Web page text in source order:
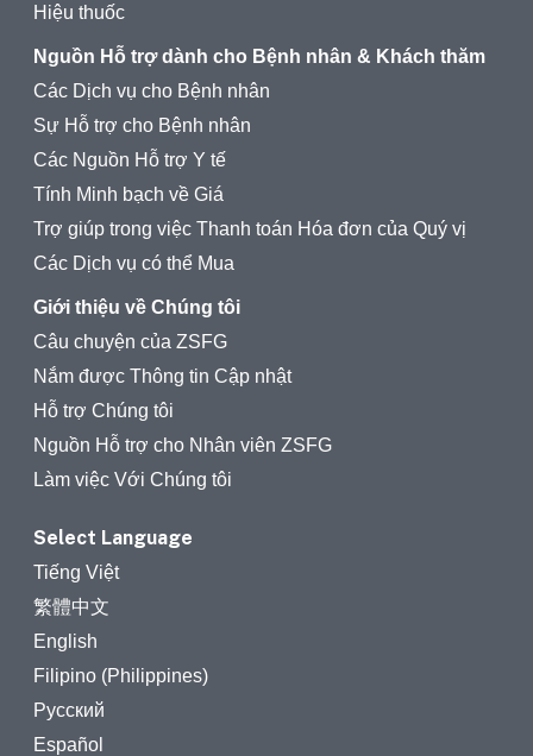
Hiệu thuốc
Nguồn Hỗ trợ dành cho Bệnh nhân & Khách thăm
Các Dịch vụ cho Bệnh nhân
Sự Hỗ trợ cho Bệnh nhân
Các Nguồn Hỗ trợ Y tế
Tính Minh bạch về Giá
Trợ giúp trong việc Thanh toán Hóa đơn của Quý vị
Các Dịch vụ có thể Mua
Giới thiệu về Chúng tôi
Câu chuyện của ZSFG
Nắm được Thông tin Cập nhật
Hỗ trợ Chúng tôi
Nguồn Hỗ trợ cho Nhân viên ZSFG
Làm việc Với Chúng tôi
Select Language
Tiếng Việt
繁體中文
English
Filipino (Philippines)
Русский
Español